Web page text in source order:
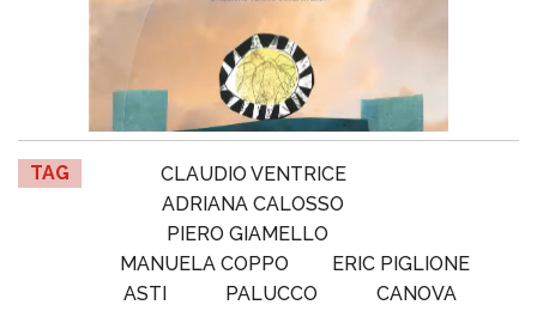
TAG
CLAUDIO VENTRICE
ADRIANA CALOSSO
PIERO GIAMELLO
MANUELA COPPO
ERIC PIGLIONE
ASTI
PALUCCO
CANOVA